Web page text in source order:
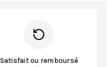
Satisfait ou remboursé